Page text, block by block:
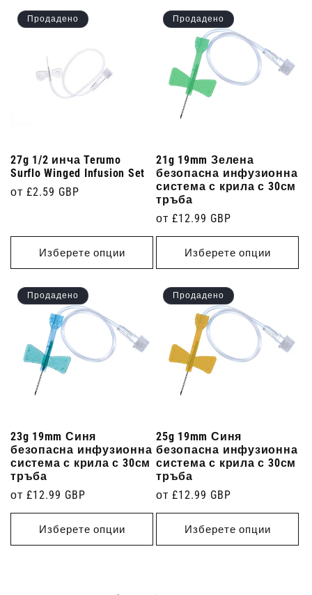
Продадено
27g 1/2 инча Terumo
Surflo Winged Infusion Set
Редовна
от £2.59 GBP
Изберете опции
Продадено
21g 19mm Зелена
безопасна инфузионна
система с крила с 30см
тръба
Редовна
цена
от £12.99 GBP
Изберете опции
Продадено
23g 19mm Синя
безопасна инфузионна
система с крила с 30см
тръба
Редовна
цена
от £12.99 GBP
Изберете опции
Продадено
25g 19mm Синя
безопасна инфузионна
система с крила с 30см
тръба
Редовна
цена
от £12.99 GBP
Изберете опции